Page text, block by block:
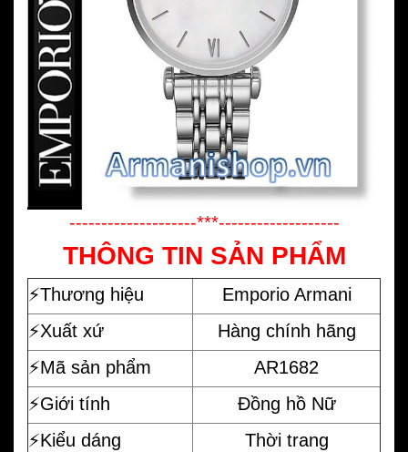
--------------------***-------------------
THÔNG TIN SẢN PHẨM
⚡️Thương hiệu
Emporio Armani
⚡️Xuất xứ
Hàng chính hãng
⚡️Mã sản phẩm
AR1682
⚡️Giới tính
Đồng hồ Nữ
⚡️Kiểu dáng
Thời trang